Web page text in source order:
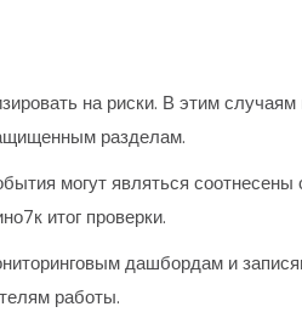
на риски. В этим
разделам.
могут являться
итог проверки.
дашбордам и
работы.